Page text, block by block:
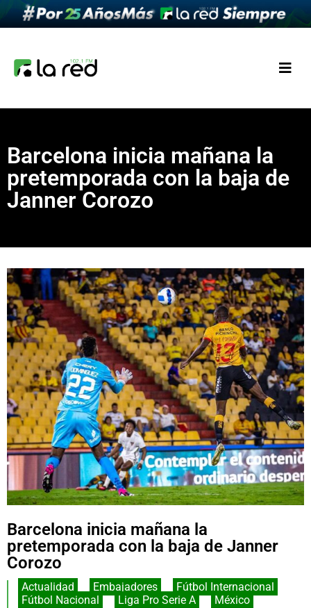
Barcelona inicia mañana la
pretemporada con la baja de
Janner Corozo
Barcelona inicia mañana la
pretemporada con la baja de Janner
Corozo
Actualidad Embajadores Fútbol Internacional
Fútbol Nacional , Liga Pro Serie A ,
México